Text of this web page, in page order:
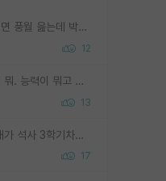
서당개 개 ㅅㄲ도 3년이면 풍월 읊는데 박사 5년 이상 대리고 있으면서 물된건 교수 탓 맞는ㄱ게 거기가 서당이 아니란 소리임
12
능력없는박사 란 말이지 뭐. 능력이 뭐고 능력이 있다는게 뭔지는 사람마다 기준이 다르니까 얘기해봐야 서로 자기 기준만 얘기해서 논쟁이 끝이 안나고. 주위에서 능력있고 야심있는 신입생이 교수가 유의미한 피드백을 아예 안주면서 제대로된 과제에 참여해볼 기회도 제공하지 않고 잡일 뺑뺑이만 돌려서 맨날 단순작업만 하면서 밤새다가 눈빛이 점점 죽어가는걸 본 사람은 물박사는 교수탓이라고 하고, 교수는 이것저것 알려도 주고 기회도 주고 사수 동기 붙여주면서 어떻게든 끌고가려고 하는데 본인이 매일 뺀질거리면서 출근 하는둥마는둥 하다가 기껏 와서도 폰이나 쳐다보다가 실험 망치고 저녁약속있어서 먼저 가볼게요~ 하는걸 본 사람은 물박사는 본인탓이라고 함.
13
가지마라. 신생랩이고 내가 석사 3학기차인데 최고참인데 나도 아무것도 모르는데 교수가 후배들 왜 논문 교육 안시키냐. 논문 왜 안 써오냐 닦달한다
17